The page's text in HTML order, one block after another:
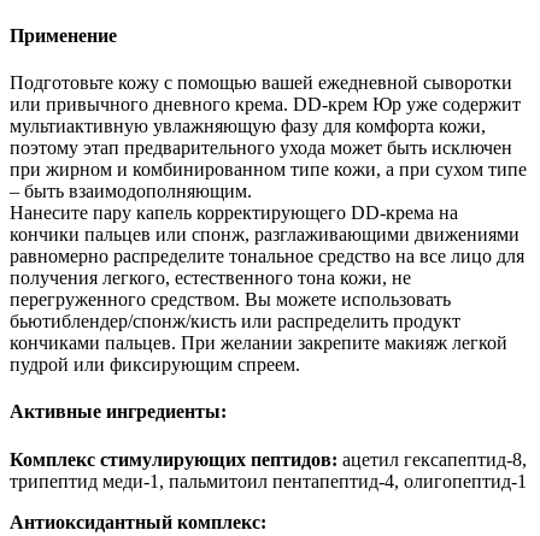
Применение
Подготовьте кожу с помощью вашей ежедневной сыворотки
или привычного дневного крема. DD-крем Юр уже содержит
мультиактивную увлажняющую фазу для комфорта кожи,
поэтому этап предварительного ухода может быть исключен
при жирном и комбинированном типе кожи, а при сухом типе
– быть взаимодополняющим.
Нанесите пару капель корректирующего DD-крема на
кончики пальцев или спонж, разглаживающими движениями
равномерно распределите тональное средство на все лицо для
получения легкого, естественного тона кожи, не
перегруженного средством. Вы можете использовать
бьютиблендер/спонж/кисть или распределить продукт
кончиками пальцев. При желании закрепите макияж легкой
пудрой или фиксирующим спреем.
Активные ингредиенты:
Комплекс стимулирующих пептидов: ацетил гексапептид-8,
трипептид меди-1, пальмитоил пентапептид-4, олигопептид-1
Антиоксидантный комплекс: